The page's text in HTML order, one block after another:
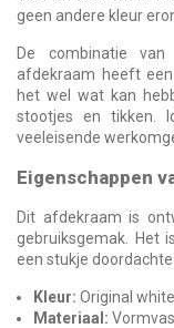
geen andere kleur
De combinatie
afdekraam heeft
het wel wat kan
stootjes en tikken.
veeleisende
Eigenschappen
Dit afdekraam is
gebruiksgemak. Het
een stukje doordachte
Kleur: Original
Materiaal: